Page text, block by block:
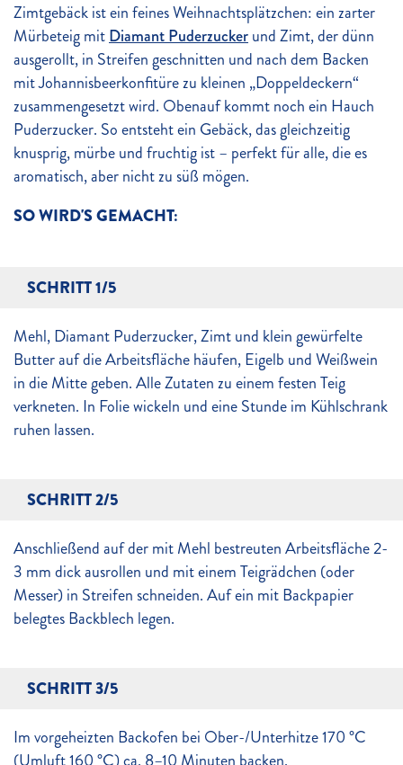
Zimtgebäck ist ein feines Weihnachtsplätzchen: ein zarter
Mürbeteig mitDiamant Puderzuckerund Zimt, der dünn
ausgerollt, in Streifen geschnitten und nach dem Backen
mit Johannisbeerkonfitüre zu kleinen „Doppeldeckern“
zusammengesetzt wird. Obenauf kommt noch ein Hauch
Puderzucker. So entsteht ein Gebäck, das gleichzeitig
knusprig, mürbe und fruchtig ist – perfekt für alle, die es
aromatisch, aber nicht zu süß mögen.
SO WIRD'S GEMACHT:
SCHRITT 1/5
Mehl, Diamant Puderzucker, Zimt und klein gewürfelte
Butter auf die Arbeitsfläche häufen, Eigelb und Weißwein
in die Mitte geben. Alle Zutaten zu einem festen Teig
verkneten. In Folie wickeln und eine Stunde im Kühlschrank
ruhen lassen.
SCHRITT 2/5
Anschließend auf der mit Mehl bestreuten Arbeitsfläche 2-
3 mm dick ausrollen und mit einem Teigrädchen (oder
Messer) in Streifen schneiden. Auf ein mit Backpapier
belegtes Backblech legen.
SCHRITT 3/5
Im vorgeheizten Backofen bei Ober-/Unterhitze 170 °C